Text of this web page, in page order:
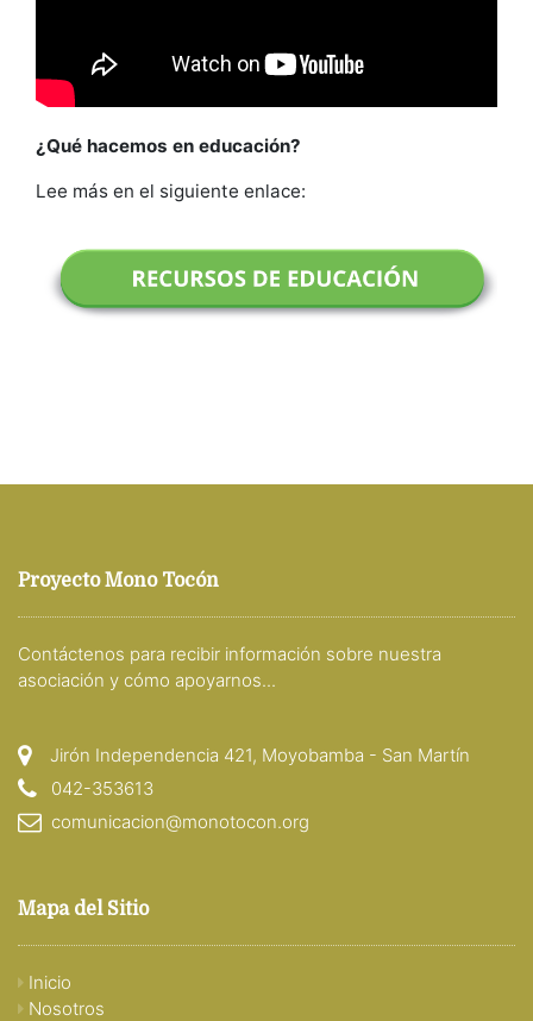
¿Qué hacemos en educación?
Lee más en el siguiente enlace:
Proyecto Mono Tocón
Contáctenos para recibir información sobre nuestra
asociación y cómo apoyarnos...
Jirón Independencia 421, Moyobamba - San Martín
042-353613
comunicacion@monotocon.org
Mapa del Sitio
Inicio
Nosotros